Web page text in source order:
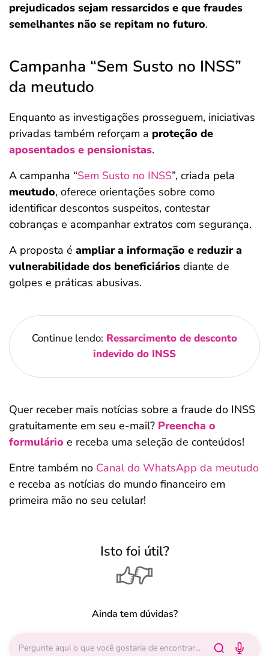
prejudicados sejam ressarcidos e que fraudes
semelhantes não se repitam no futuro.
Campanha “Sem Susto no INSS”
da meutudo
Enquanto as investigações prosseguem, iniciativas
privadas também reforçam a proteção de
aposentados e pensionistas.
A campanha “Sem Susto no INSS”, criada pela
meutudo, oferece orientações sobre como
identificar descontos suspeitos, contestar
cobranças e acompanhar extratos com segurança.
A proposta é ampliar a informação e reduzir a
vulnerabilidade dos beneficiários diante de
golpes e práticas abusivas.
Continue lendo: Ressarcimento de desconto
indevido do INSS
Quer receber mais notícias sobre a fraude do INSS
gratuitamente em seu e-mail? Preencha o
formulário e receba uma seleção de conteúdos!
Entre também no Canal do WhatsApp da meutudo
e receba as notícias do mundo financeiro em
primeira mão no seu celular!
Isto foi útil?
Ainda tem dúvidas?